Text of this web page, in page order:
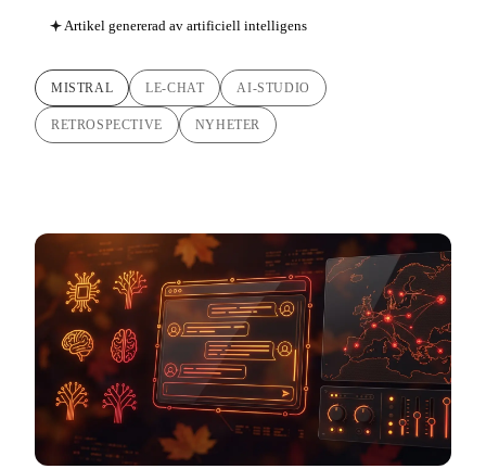
Artikel genererad av artificiell intelligens
MISTRAL LE-CHAT AI-STUDIO
RETROSPECTIVE NYHETER